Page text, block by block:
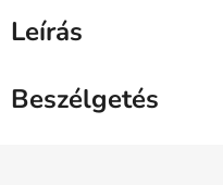
Leírás
Beszélgetés